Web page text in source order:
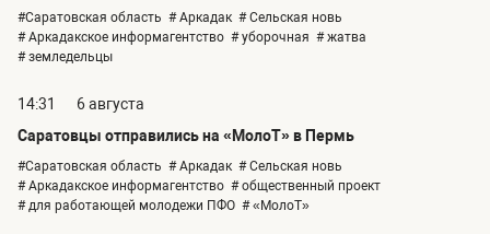
#Саратовская область # Аркадак # Сельская новь
# Аркадакское информагентство # уборочная # жатва
# земледельцы
14:31
6 августа
Саратовцы отправились на «МолоТ» в Пермь
#Саратовская область # Аркадак # Сельская новь
# Аркадакское информагентство # общественный проект
# для работающей молодежи ПФО # «МолоТ»